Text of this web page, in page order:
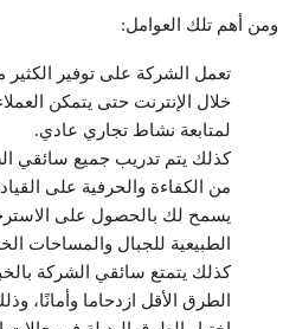
ومن أهم تلك العوامل:
تعمل الشركة على توفير
خلال الإنترنت حتى يتمكن
لمتابعة نشاط تجاري عادي.
كذلك يتم تدريب جميع سائقي
من الكفاءة والحرفية على
يسمح لك بالحصول على
الطبيعية للجبال والمساحات
كذلك يتمتع سائقي الشركة
الطرق الأقل ازدحاما وأمانًا،